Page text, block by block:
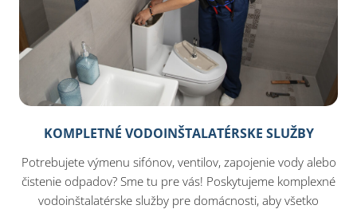
KOMPLETNÉ VODOINŠTALATÉRSKE SLUŽBY
Potrebujete výmenu sifónov, ventilov, zapojenie vody alebo
čistenie odpadov? Sme tu pre vás! Poskytujeme komplexné
vodoinštalatérske služby pre domácnosti, aby všetko